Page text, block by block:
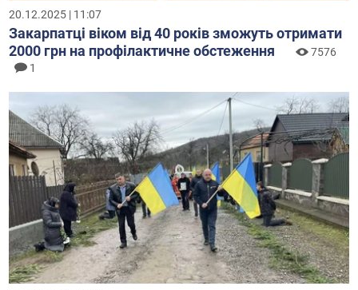
20.12.2025 | 11:07
Закарпатці віком від 40 років зможуть отримати
2000 грн на профілактичне обстеження
7576
1